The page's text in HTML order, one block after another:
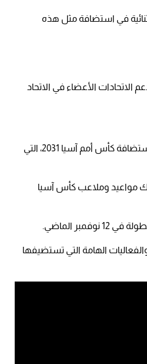
في استضافة مثل هذه
الأعضاء في الاتحاد
وفي سياق آخر، عبر المكتب التنفيذي عن سعادته لبدء عملية تقديم ملفات طلب استضافة كأس أمم آسيا 2031، التي
ذلك مواعيد وملاعب كأس آسيا
الماضي.
الهامة التي تستضيفها